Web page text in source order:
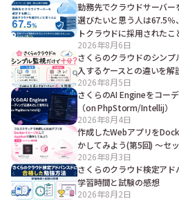
勤務先でクラウドサーバ
選びたいと思う人は67.5
トクラウドに採用された
2026年8月6日
さくらのクラウドのシン
入するケースとの違いを解
2026年8月5日
さくらのAI Engineをコー
（on PhpStorm/Intellij）
2026年8月4日
作成したWebアプリを
かしてみよう(第5回) ～セ
2026年8月3日
さくらのクラウド検定アド
学習時間と試験の感想
2026年8月2日